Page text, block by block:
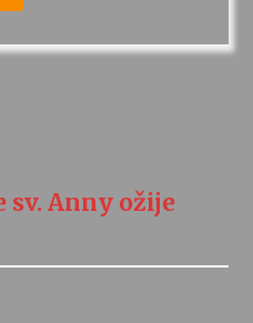
sv. Anny ožije